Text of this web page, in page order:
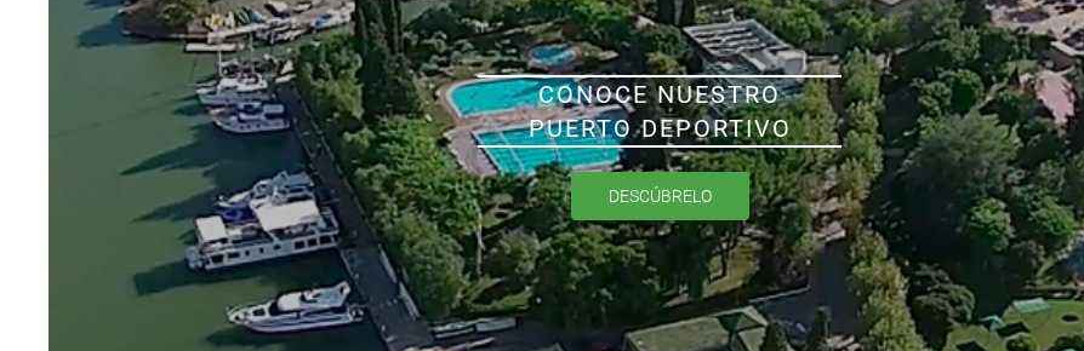
CONOCE NUESTRO
PUERTO DEPORTIVO
DESCÚBRELO